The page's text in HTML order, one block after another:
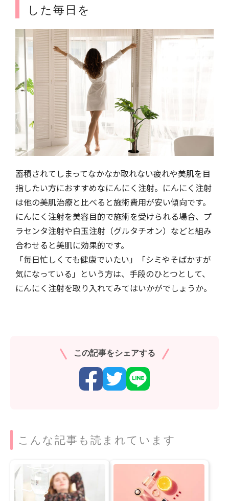
した毎日を
蓄積されてしまってなかなか取れない疲れや美肌を目
指したい方におすすめなにんにく注射。にんにく注射
は他の美肌治療と比べると施術費用が安い傾向です。
にんにく注射を美容目的で施術を受けられる場合、プ
ラセンタ注射や白玉注射（グルタチオン）などと組み
合わせると美肌に効果的です。
「毎日忙しくても健康でいたい」「シミやそばかすが
気になっている」という方は、手段のひとつとして、
にんにく注射を取り入れてみてはいかがでしょうか。
この記事をシェアする
こんな記事も読まれています